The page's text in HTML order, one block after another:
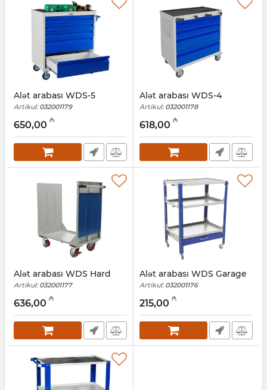
Alət arabası WDS-5
Artikul: 032001179
650,00 ₼
Alət arabası WDS-4
Artikul: 032001178
618,00 ₼
Alət arabası WDS Hard
Artikul: 032001177
636,00 ₼
Alət arabası WDS Garage
Artikul: 032001176
215,00 ₼